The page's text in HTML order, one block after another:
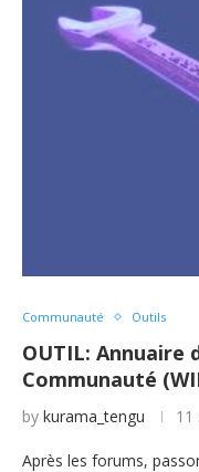
Communauté Outils
OUTIL: Annuaire
Communauté
by kurama_tengu 11
Après les forums,